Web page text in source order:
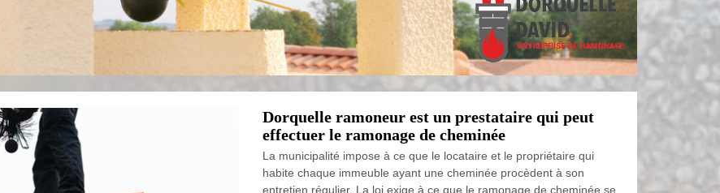
Dorquelle ramoneur est un prestataire qui peut
effectuer le ramonage de cheminée
La municipalité impose à ce que le locataire et le propriétaire qui
habite chaque immeuble ayant une cheminée procèdent à son
entretien régulier. La loi exige à ce que le ramonage de cheminée se